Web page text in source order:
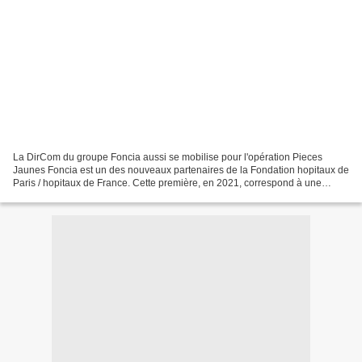
La DirCom du groupe Foncia aussi se mobilise pour l'opération Pieces
Jaunes Foncia est un des nouveaux partenaires de la Fondation hopitaux de
Paris / hopitaux de France. Cette première, en 2021, correspond à une